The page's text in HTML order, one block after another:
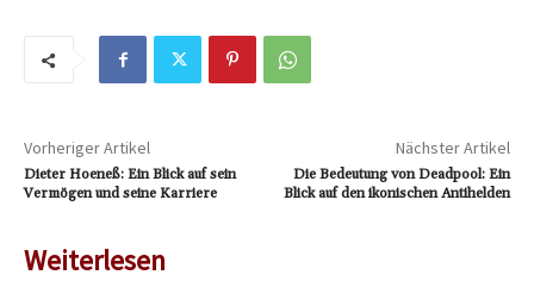
Vorheriger Artikel
Dieter Hoeneß: Ein Blick auf sein
Vermögen und seine Karriere
Nächster Artikel
Die Bedeutung von Deadpool: Ein
Blick auf den ikonischen Antihelden
Weiterlesen